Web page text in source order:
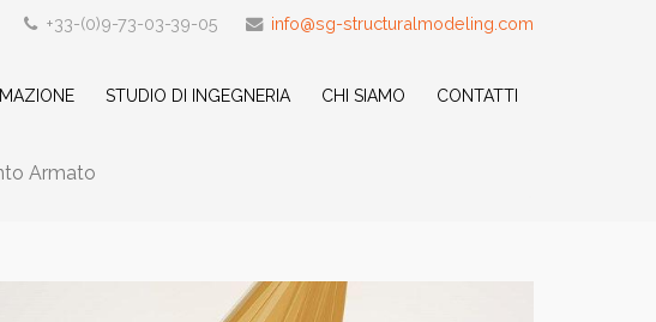
+33-(0)9-73-03-39-05 info@sg-structuralmodeling.com
STUDIO DI INGEGNERIA CHI SIAMO CONTATTI
Armato